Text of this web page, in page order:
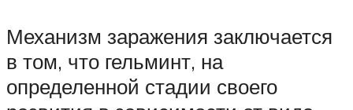
Механизм заражения заключается
в том, что гельминт, на
определенной стадии своего